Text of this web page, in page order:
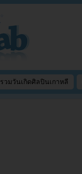
รวมวันเกิดศิลปินเกาหลี